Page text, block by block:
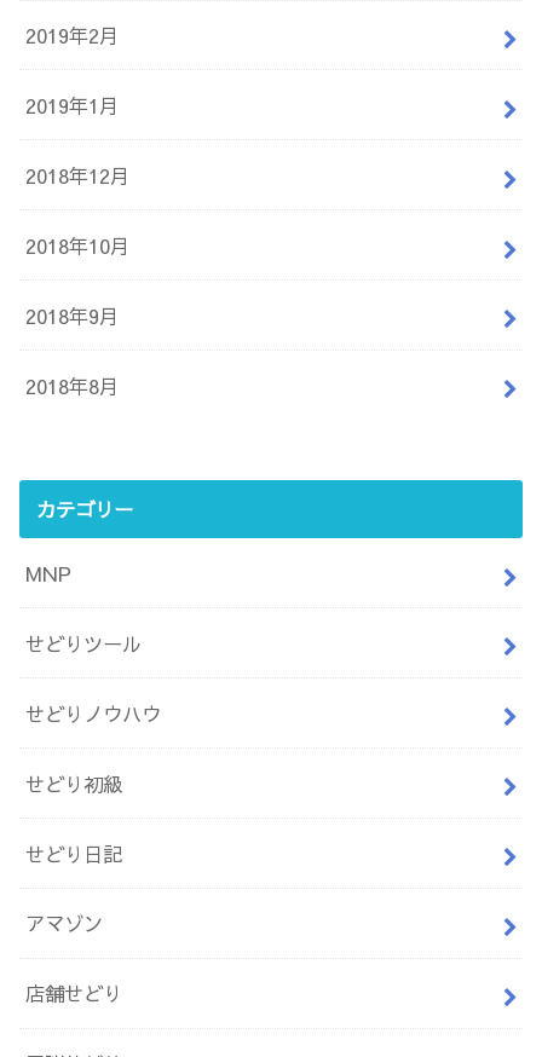
2019年2月
2019年1月
2018年12月
2018年10月
2018年9月
2018年8月
カテゴリー
MNP
せどりツール
せどりノウハウ
せどり初級
せどり日記
アマゾン
店舗せどり